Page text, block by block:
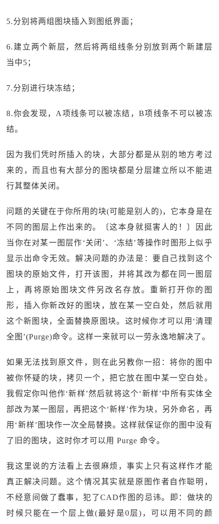
5.分别将两组图块插入到图纸界面；
6.建立两个新层，然后将两组线条分别放到两个新建层
当中5；
7.分别进行块冻结；
8.你会发现，A项线条可以被冻结，B项线条不可以被冻
结。
因为我们凭时所插入的块，大部分都是从别的地方考过
来的，而且也有大部分的图块都是分层建立所以不能进
行其整体关闭。
问题的关键在于你所用的块(可能是别人的)，它本身是在
不同的图层上作出来的。〔这本身就挺害人的！〕因此
当你在对某一图层作‘关闭’、‘冻结’等操作时图形上似乎
显示出命令无效。解决问题的办法是：要自己找到这个
图块的原始文件，打开该图，并将其改为都在同一图层
上，再将原始图块文件另改名存放。重新打开你的图
形，插入你新改好的图块，放在某一空白处，然后就用
这个新图块，全面替换原图块。这时候你才可以用‘清理
全图’(Purge)命令。这样一来就可以一劳永逸地解决了。
如果无法找到原文件，则在此另教你一招：将你的图中
被你怀疑的块，拷贝一个，把它放在图中某一空白处。
我假定你叫他作‘新样’然后就将这个‘新样’中所有实体全
部改为某一图层，再把这个‘新样’作为块，另外命名，再
用‘新样’图块作一次全局替换。这样就保证你的图中没有
了旧的图块，这时你才可以用 Purge 命令。
我这里说的方法看上去很麻烦，事实上只有这样作才能
真正解决问题。这个情况其实就是原图作者自作聪明，
不经意间做了蠢事，犯了CAD作图的忌讳。即：做块的
时候只能在一个层上做(最好是0层)，可以用不同的颜